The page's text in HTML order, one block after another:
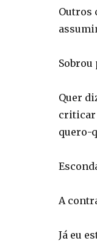
Outros
Quer
criticar
quero-
A
Já eu